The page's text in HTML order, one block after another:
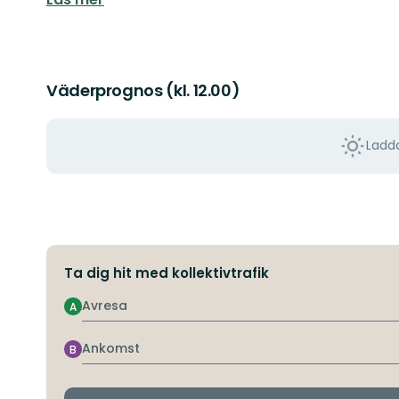
Väderprognos (kl. 12.00)
Ta dig hit med kollektivtrafik
Avresa
A
Ankomst
B